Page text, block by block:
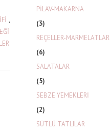
,
PİLAV-MAKARNA
(3)
REÇELLER-MARMELATLAR
(6)
SALATALAR
(5)
SEBZE YEMEKLERİ
(2)
SÜTLÜ TATLILAR